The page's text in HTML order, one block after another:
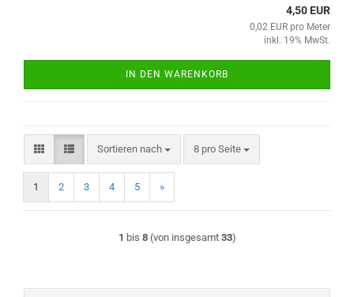
4,50 EUR
0,02 EUR pro Meter
inkl. 19% MwSt.
IN DEN WARENKORB
Sortieren nach
Sortieren nach 8 pro Seite
pro Seite
1 2 3 4 5 »
1 bis 8(von insgesamt 33)